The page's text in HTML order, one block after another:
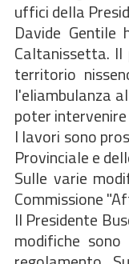
uffici della
Davide
Caltanissetta.
territorio
l'eliambulanza
poter
I lavori sono
Provinciale e
Sulle varie
Commissione
Il Presidente
modifiche